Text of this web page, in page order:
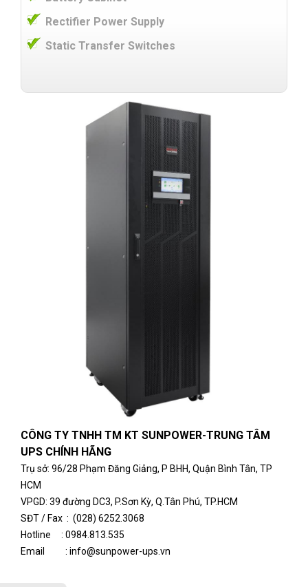
Rectifier Power Supply
Static Transfer Switches
CÔNG TY TNHH TM KT SUNPOWER-TRUNG TÂM
UPS CHÍNH HÃNG
Trụ sở: 96/28 Phạm Đăng Giảng, P BHH, Quận Bình Tân, TP
HCM
VPGD: 39 đường DC3, P.Sơn Kỳ, Q.Tân Phú, TP.HCM
SĐT / Fax : (028) 6252.3068
Hotline : 0984.813.535
Email : info@sunpower-ups.vn